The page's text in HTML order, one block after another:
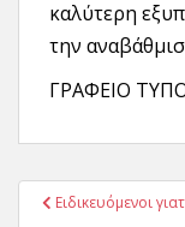
καλύτερη
την
ΓΡΑΦΕΙΟ
Πλοήγηση
Ειδικευόμενοι